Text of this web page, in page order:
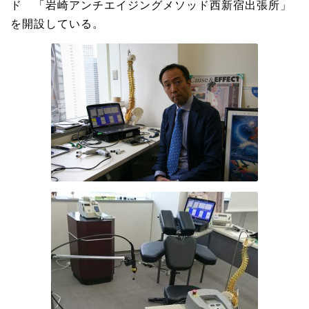
ド 「岩崎アンチエイジングメソッド西新宿出張所」
を開設している。